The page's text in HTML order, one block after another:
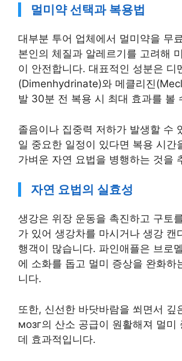
멀미약 선택과 복용법
대부분 투어 업체에서 멀미약을 무
본인의 체질과 알레르기를 고려해
이 안전합니다. 대표적인 성분은 디
(Dimenhydrinate)와 메클리진
발 30분 전 복용 시 최대 효과를 볼
졸음이나 집중력 저하가 발생할 수
일 중요한 일정이 있다면 복용 시간
가벼운 자연 요법을 병행하는 것을
자연 요법의 실효성
생강은 위장 운동을 촉진하고 구토
가 있어 생강차를 마시거나 생강 캔
행객이 많습니다. 파인애플은 브로
에 소화를 돕고 멀미 증상을 완화하
니다.
또한, 신선한 바닷바람을 쐬면서 깊
мозг의 산소 공급이 원활해져 멀미
데 효과적입니다.